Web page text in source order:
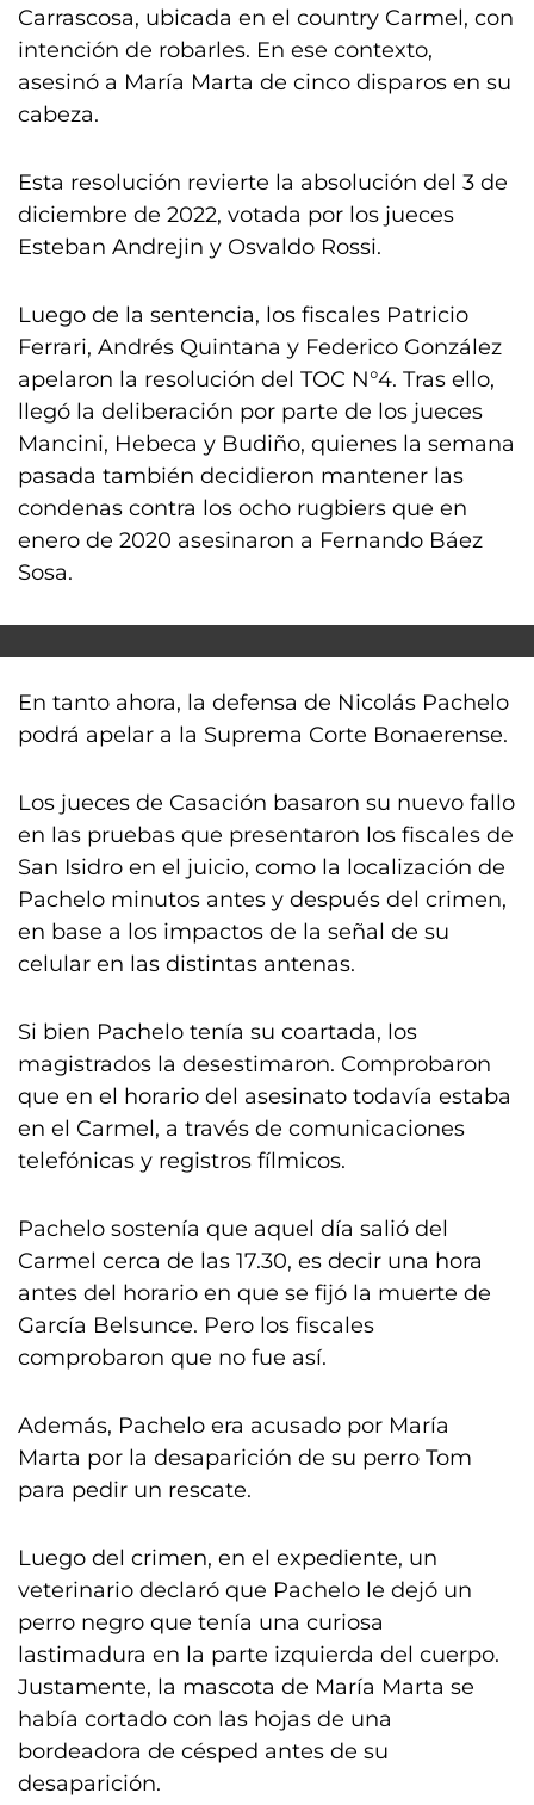
Carrascosa, ubicada en el country Carmel, con
intención de robarles. En ese contexto,
asesinó a María Marta de cinco disparos en su
cabeza.
Esta resolución revierte la absolución del 3 de
diciembre de 2022, votada por los jueces
Esteban Andrejin y Osvaldo Rossi.
Luego de la sentencia, los fiscales Patricio
Ferrari, Andrés Quintana y Federico González
apelaron la resolución del TOC N°4. Tras ello,
llegó la deliberación por parte de los jueces
Mancini, Hebeca y Budiño, quienes la semana
pasada también decidieron mantener las
condenas contra los ocho rugbiers que en
enero de 2020 asesinaron a Fernando Báez
Sosa.
En tanto ahora, la defensa de Nicolás Pachelo
podrá apelar a la Suprema Corte Bonaerense.
Los jueces de Casación basaron su nuevo fallo
en las pruebas que presentaron los fiscales de
San Isidro en el juicio, como la localización de
Pachelo minutos antes y después del crimen,
en base a los impactos de la señal de su
celular en las distintas antenas.
Si bien Pachelo tenía su coartada, los
magistrados la desestimaron. Comprobaron
que en el horario del asesinato todavía estaba
en el Carmel, a través de comunicaciones
telefónicas y registros fílmicos.
Pachelo sostenía que aquel día salió del
Carmel cerca de las 17.30, es decir una hora
antes del horario en que se fijó la muerte de
García Belsunce. Pero los fiscales
comprobaron que no fue así.
Además, Pachelo era acusado por María
Marta por la desaparición de su perro Tom
para pedir un rescate.
Luego del crimen, en el expediente, un
veterinario declaró que Pachelo le dejó un
perro negro que tenía una curiosa
lastimadura en la parte izquierda del cuerpo.
Justamente, la mascota de María Marta se
había cortado con las hojas de una
bordeadora de césped antes de su
desaparición.